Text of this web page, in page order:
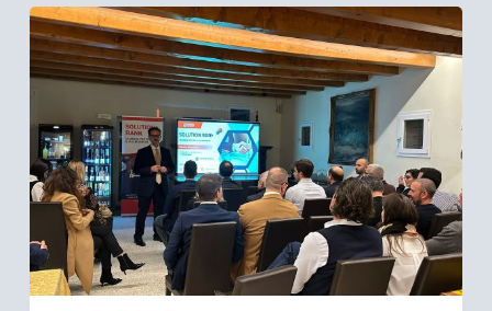
Lo
spirito
della
finanza:
a
Carmignac